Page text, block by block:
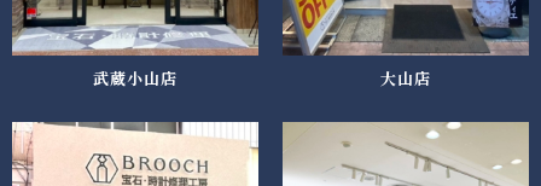
武蔵小山店 大山店